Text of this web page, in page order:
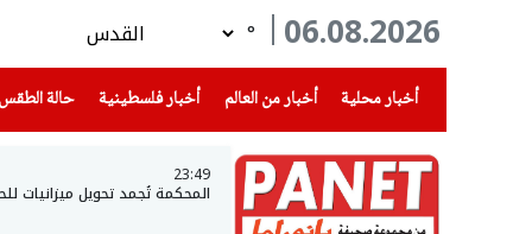
06.08.2026
°
أخبار محلية
(current) أخبار من العالم أخبار فلسطينية(current) حالة الطقس
23:49
المحكمة تُجمد تحويل ميزانيات